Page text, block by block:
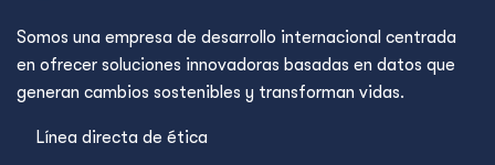
Somos una empresa de desarrollo internacional centrada
en ofrecer soluciones innovadoras basadas en datos que
generan cambios sostenibles y transforman vidas.
Línea directa de ética